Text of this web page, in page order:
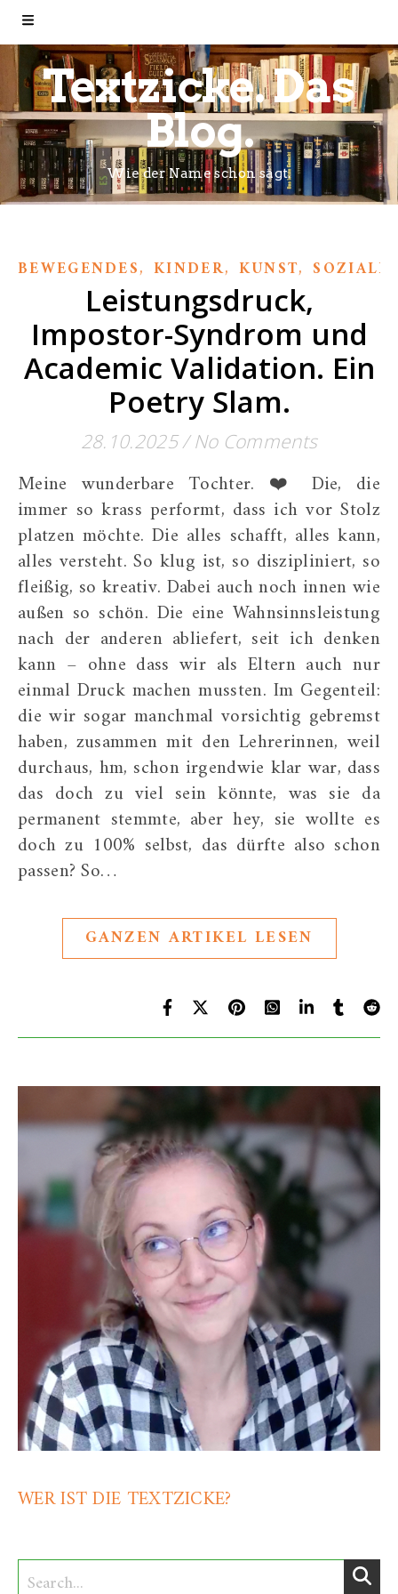
Textzicke. Das
Blog.
Wie der Name schon sagt.
BEWEGENDES, KINDER, KUNST,
Leistungsdruck,
Impostor-Syndrom und
Academic Validation. Ein
Poetry Slam.
28.10.2025/ No Comments
Meine wunderbare Tochter. ❤️ Die, die
immer so krass performt, dass ich vor Stolz
platzen möchte. Die alles schafft, alles kann,
alles versteht. So klug ist, so diszipliniert, so
fleißig, so kreativ. Dabei auch noch innen wie
außen so schön. Die eine Wahnsinnsleistung
nach der anderen abliefert, seit ich denken
kann – ohne dass wir als Eltern auch nur
einmal Druck machen mussten. Im Gegenteil:
die wir sogar manchmal vorsichtig gebremst
haben, zusammen mit den Lehrerinnen, weil
durchaus, hm, schon irgendwie klar war, dass
das doch zu viel sein könnte, was sie da
permanent stemmte, aber hey, sie wollte es
doch zu 100% selbst, das dürfte also schon
passen? So…
GANZEN ARTIKEL LESEN
WER IST DIE TEXTZICKE?